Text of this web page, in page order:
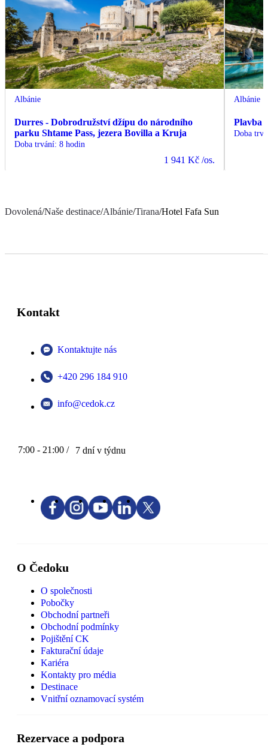
Albánie
Durres - Dobrodružství džípu do národního
parku Shtame Pass, jezera Bovilla a Kruja
Doba trvání: 8 hodin
1 941 Kč /os.
Albánie
Plavba
Doba
Dovolená/Naše destinace/Albánie/Tirana/Hotel Fafa Sun
Kontakt
Kontaktujte nás
+420 296 184 910
info@cedok.cz
7:00 - 21:00 / 7 dní v týdnu
O Čedoku
O společnosti
Pobočky
Obchodní partneři
Obchodní podmínky
Pojištění CK
Fakturační údaje
Kariéra
Kontakty pro média
Destinace
Vnitřní oznamovací systém
Rezervace a podpora